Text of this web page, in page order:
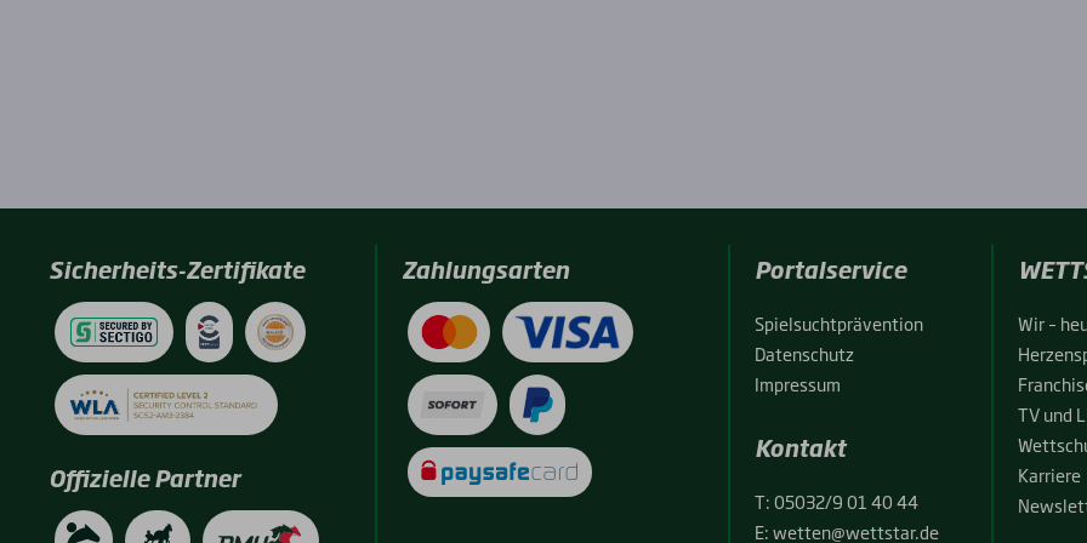
Sicherheits-Zertifikate
Offizielle Partner
Zahlungsarten Portalservice
Spiel­sucht­prä­ven­ti­on
Daten­schutz
Impres­sum
Kontakt
T:05032/9 01 40 44
E:wetten@wettstar.de
Wir –
TV und
Kar­rie­re